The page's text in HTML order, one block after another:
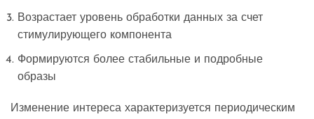
Возрастает уровень обработки данных за счет
стимулирующего компонента
Формируются более стабильные и подробные
образы
Изменение интереса характеризуется периодическим